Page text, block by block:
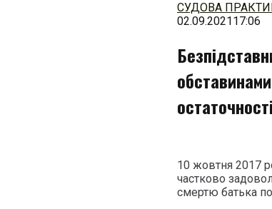
СУДОВА
02.09.202117:06
10 жовтня 2017
частково
смертю батька